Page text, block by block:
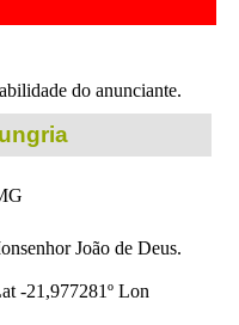
do anunciante.
João de Deus.
-21,977281º Lon